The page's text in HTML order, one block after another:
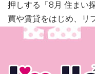
押しする「8月 住まい
買や賃貸をはじめ、リ
不動産に関するあら